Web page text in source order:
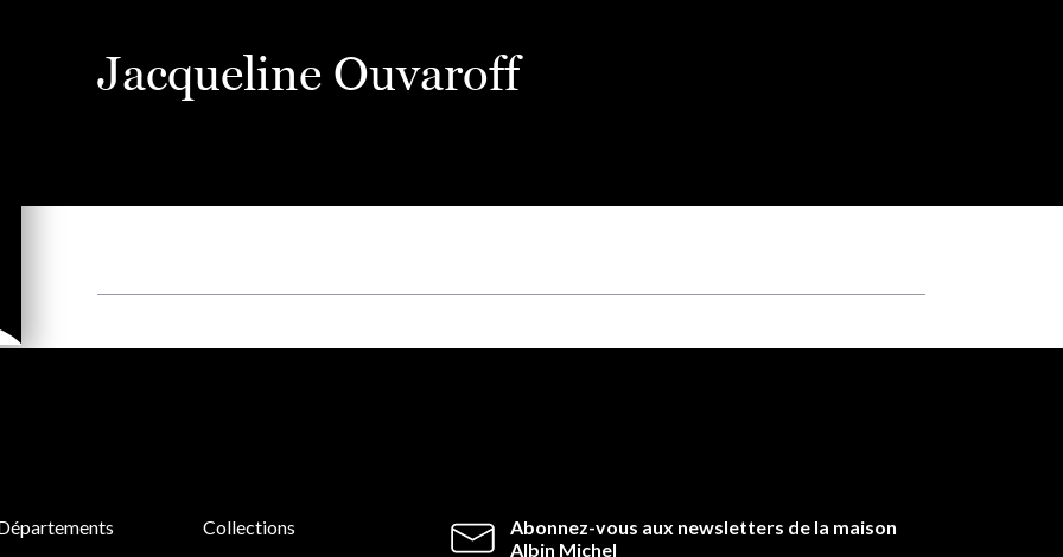
Jacqueline Ouvaroff
Abonnez-vous aux newsletters de la maison
Albin Michel
Collections